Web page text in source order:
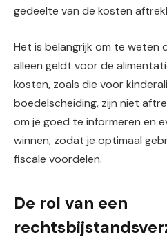
gedeelte van de kosten
Het is belangrijk om te weten
alleen geldt voor de
kosten, zoals die voor
boedelscheiding, zijn niet
om je goed te informeren en
winnen, zodat je optimaal
fiscale voordelen.
De rol van een